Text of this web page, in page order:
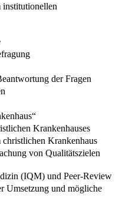
institutionellen
der Fragen
Krankenhauses
christlichen Krankenhaus
von Qualitätszielen
(IQM) und Peer-Review
Umsetzung und mögliche